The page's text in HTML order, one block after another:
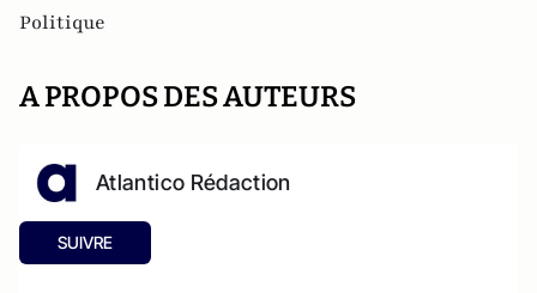
Politique
A PROPOS DES AUTEURS
Atlantico Rédaction
SUIVRE